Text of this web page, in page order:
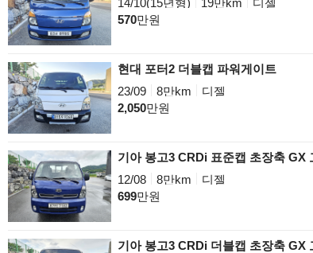
14/10(15년형)
19만km
디젤
570만원
현대 포터2 더블캡 파워게이트
23/09
8만km
디젤
2,050만원
기아 봉고3 CRDi 표준캡 초장축 GX
12/08
8만km
디젤
699만원
기아 봉고3 CRDi 더블캡 초장축 GX